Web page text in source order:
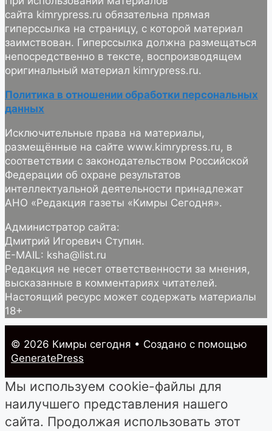
сайта kimrypress.ru обязательна прямая
гиперссылка на страницу, с которой материал
заимствован. Гиперссылка должна размещаться
непосредственно в тексте, воспроизводящем
оригинальный материал kimrypress.ru.
Политика в отношении обработки персональных
данных
Исключительные права на материалы,
размещённые на сайте www.kimrypress.ru, в
соответствии с законодательством Российской
Федерации об охране результатов
интеллектуальной деятельности принадлежат
АНО «Редакция газеты «Кимры Сегодня».
Администратор сайта:
Дмитрий Игоревич Ступин.
E-MAIL: ksha@list.ru
Редакция не несет ответственности за мнения,
высказанные в комментариях читателей.
Настоящий ресурс может содержать материалы
18+
© 2026 Кимры cегодня • Создано с помощью
GeneratePress
Мы используем cookie-файлы для
наилучшего представления нашего
сайта. Продолжая использовать этот